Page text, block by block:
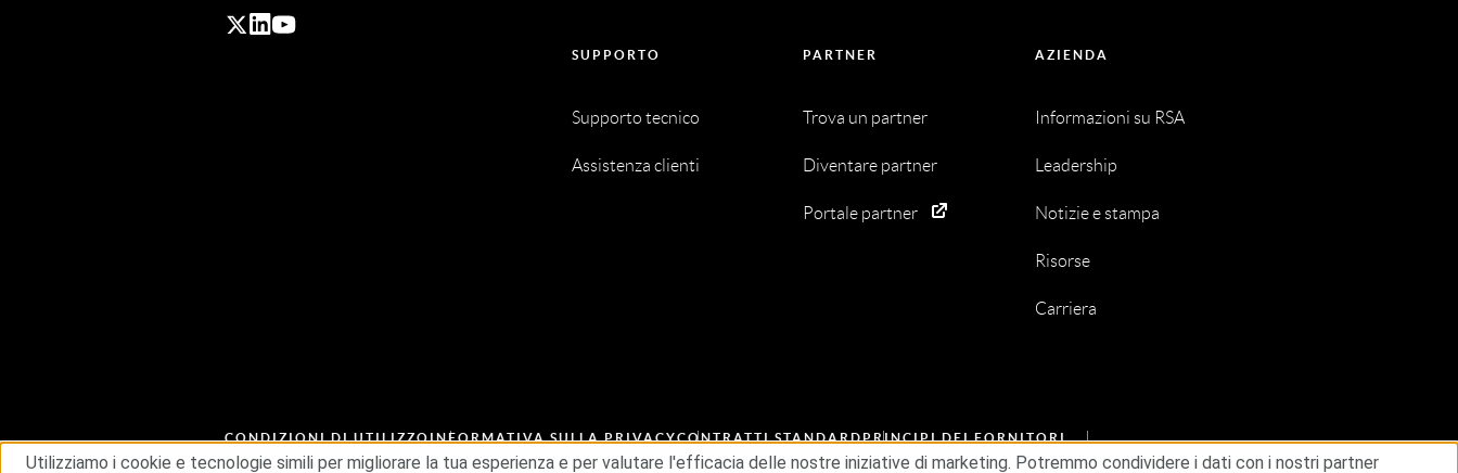
SUPPORTO
Supporto tecnico
Assistenza clienti
PARTNER
Trova un partner
Diventare partner
Portale partner
AZIENDA
Informazioni su RSA
Leadership
Notizie e stampa
Risorse
Carriera
CONDIZIONI DI UTILIZZOINFORMATIVA SULLA PRIVACYCONTRATTI STANDARDPRINCIPI DEI FORNITORI
Utilizziamo i cookie e tecnologie simili per migliorare la tua esperienza e per valutare l'efficacia delle nostre iniziative di marketing. Potremmo condividere i dati con i nostri partner